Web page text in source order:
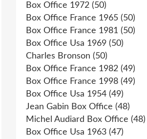
Box Office 1972 (50)
Box Office France 1965 (50)
Box Office France 1981 (50)
Box Office Usa 1969 (50)
Charles Bronson (50)
Box Office France 1982 (49)
Box Office France 1998 (49)
Box Office Usa 1954 (49)
Jean Gabin Box Office (48)
Michel Audiard Box Office (48)
Box Office Usa 1963 (47)